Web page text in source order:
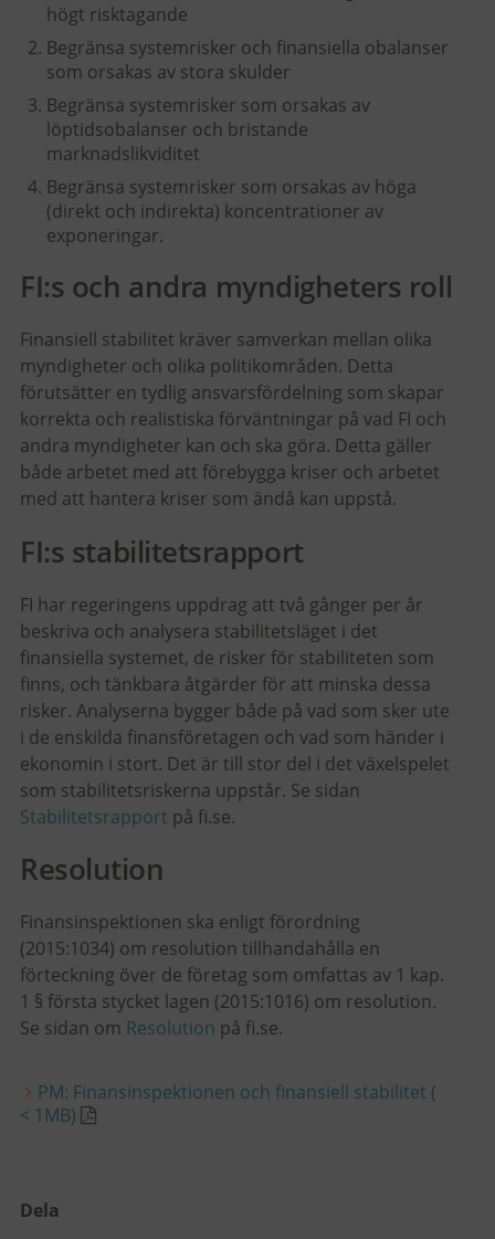
högt risktagande
Begränsa systemrisker och finansiella obalanser
som orsakas av stora skulder
Begränsa systemrisker som orsakas av
löptidsobalanser och bristande
marknadslikviditet
Begränsa systemrisker som orsakas av höga
(direkt och indirekta) koncentrationer av
exponeringar.
FI:s och andra myndigheters roll
Finansiell stabilitet kräver samverkan mellan olika
myndigheter och olika politikområden. Detta
förutsätter en tydlig ansvarsfördelning som skapar
korrekta och realistiska förväntningar på vad FI och
andra myndigheter kan och ska göra. Detta gäller
både arbetet med att förebygga kriser och arbetet
med att hantera kriser som ändå kan uppstå.
FI:s stabilitetsrapport
FI har regeringens uppdrag att två gånger per år
beskriva och analysera stabilitetsläget i det
finansiella systemet, de risker för stabiliteten som
finns, och tänkbara åtgärder för att minska dessa
risker. Analyserna bygger både på vad som sker ute
i de enskilda finansföretagen och vad som händer i
ekonomin i stort. Det är till stor del i det växelspelet
som stabilitetsriskerna uppstår. Se sidan
Stabilitetsrapport på fi.se.
Resolution
Finansinspektionen ska enligt förordning
(2015:1034) om resolution tillhandahålla en
förteckning över de företag som omfattas av 1 kap.
1 § första stycket lagen (2015:1016) om resolution.
Se sidan om Resolution på fi.se.
PM: Finansinspektionen och finansiell stabilitet (
< 1MB)
Dela